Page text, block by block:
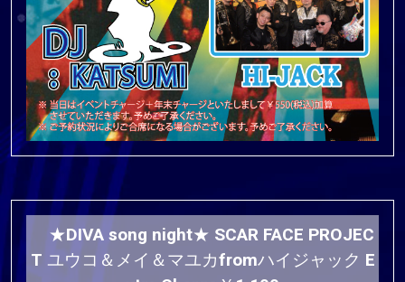
★DIVA song night★ SCAR FACE PROJEC
T ユウコ＆メイ＆マユカfromハイジャック E